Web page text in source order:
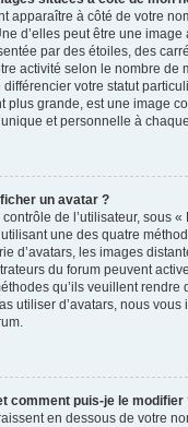
apparaître à côté de votre
d’elles peut être une
par des étoiles, des
activité selon le nombre de
votre statut
plus grande, est une image
et personnelle à
un avatar ?
de l’utilisateur, sous
une des quatre
d’avatars, les images
du forum peuvent
qu’ils veuillent
utiliser d’avatars, nous vous
comment puis-je le modifier
en dessous de votre